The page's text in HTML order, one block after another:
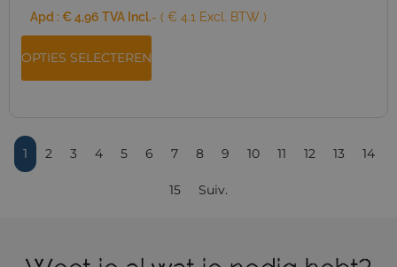
Apd :€4,96 TVA Incl.- ( € 4.1 Excl. BTW )
OPTIES SELECTEREN
1 2 3 4 5 6 7 8 9 10 11 12 13 14
15 Suiv.